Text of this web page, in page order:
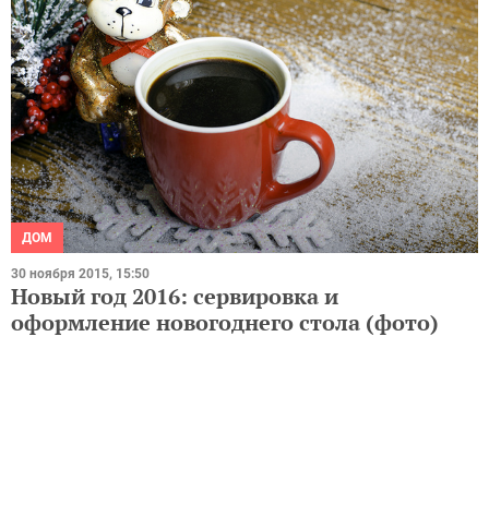
ДОМ
30 ноября 2015, 15:50
Новый год 2016: сервировка и
оформление новогоднего стола (фото)